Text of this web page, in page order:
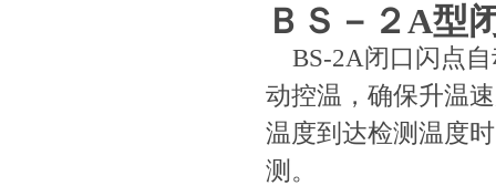
ＢＳ－２A型
BS-2A闭口闪点自
动控温，确保升温
温度到达检测温度
测。